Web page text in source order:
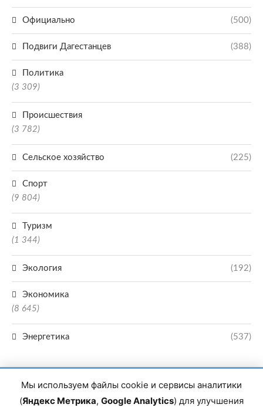
Официально (500)
Подвиги Дагестанцев (388)
Политика
(3 309)
Происшествия
(3 782)
Сельское хозяйство (225)
Спорт
(9 804)
Туризм
(1 344)
Экология (192)
Экономика
(8 645)
Энергетика (537)
Мы используем файлы cookie и сервисы аналитики
(Яндекс Метрика, Google Analytics) для улучшения